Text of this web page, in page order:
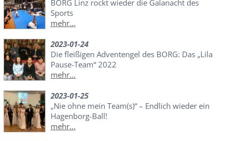
BORG Linz rockt wieder die Galanacht des
Sports
mehr...
2023-01-24
Die fleißigen Adventengel des BORG: Das „Lila
Pause-Team“ 2022
mehr...
2023-01-25
„Nie ohne mein Team(s)“ – Endlich wieder ein
Hagenborg-Ball!
mehr...